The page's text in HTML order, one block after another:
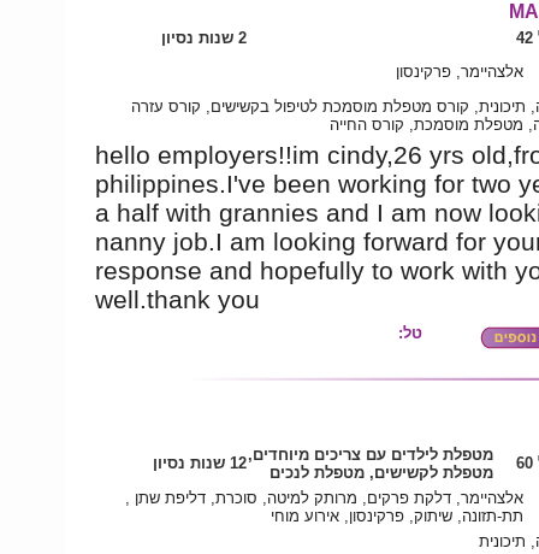
2 שנות נסיון
אלצהיימר, פרקינסון
תיכונית, קורס מטפלת מוסמכת לטיפול בקשישים, קורס עזרה
מטפלת מוסמכת, קורס החייה
hello employers!!im cindy,26 yrs
philippines.I've been working for two
a half with grannies and I am now
nanny job.I am looking forward for
response and hopefully to work with
well.thank you
טל:
מטפלת לילדים עם צריכים מיוחדים,
מטפלת לקשישים, מטפלת לנכים
12 שנות נסיון
אלצהיימר, דלקת פרקים, מרותק למיטה, סוכרת, דליפת שתן ,
תת-תזונה, שיתוק, פרקינסון, אירוע מוחי
תיכונית